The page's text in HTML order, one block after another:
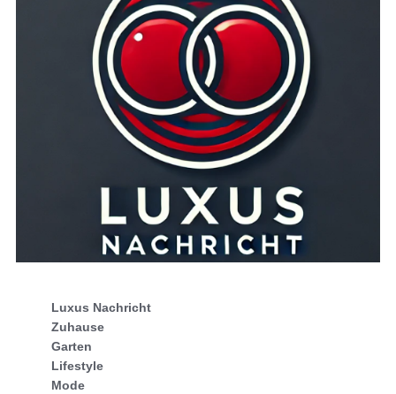
Luxus Nachricht
Zuhause
Garten
Lifestyle
Mode